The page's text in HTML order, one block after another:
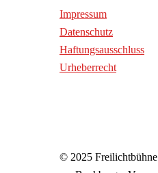
Impressum
Datenschutz
Haftungsausschluss
Urheberrecht
© 2025 Freilichtbühne